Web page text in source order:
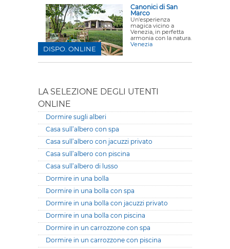
Canonici di San
Marco
Un'esperienza
magica vicino a
Venezia, in perfetta
armonia con la natura.
Venezia
DISPO. ONLINE
LA SELEZIONE DEGLI UTENTI
ONLINE
Dormire sugli alberi
Casa sull’albero con spa
Casa sull’albero con jacuzzi privato
Casa sull’albero con piscina
Casa sull’albero di lusso
Dormire in una bolla
Dormire in una bolla con spa
Dormire in una bolla con jacuzzi privato
Dormire in una bolla con piscina
Dormire in un carrozzone con spa
Dormire in un carrozzone con piscina